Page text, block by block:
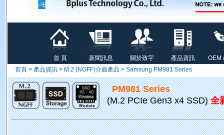
首 頁 新聞訊息 關於致宇 產品資訊
OEM
首頁 > 產品資訊 > M.2 (NGFF)介面產品 > Samsung PM981 Series
PM981 Series
(M.2 PCIe Gen3 x4 SSD) 全